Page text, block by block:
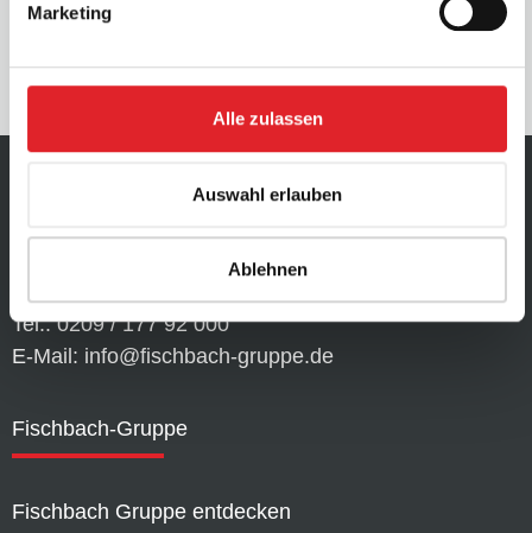
Marketing
Alle zulassen
Auswahl erlauben
Ablehnen
Fischbach Holding GmbH
Tel.: 0209 / 177 92 000
E-Mail: info@fischbach-gruppe.de
Fischbach-Gruppe
Fischbach Gruppe entdecken